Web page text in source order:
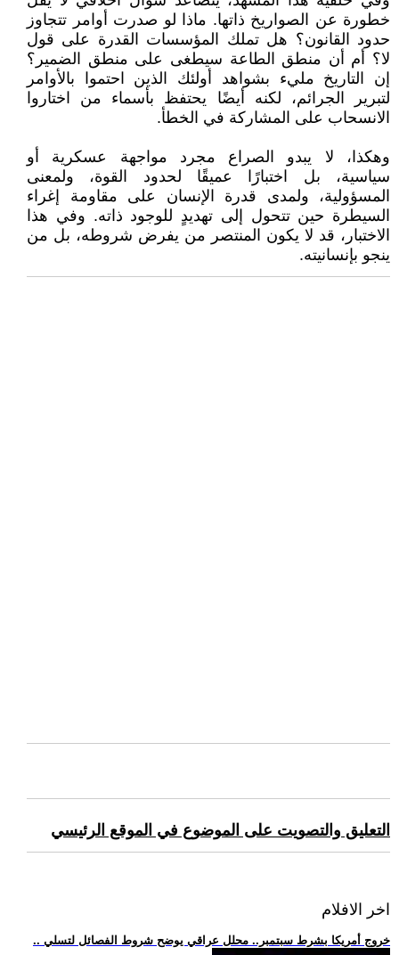
خطورة عن الصواريخ ذاتها. ماذا لو صدرت أوامر تتجاوز
حدود القانون؟ هل تملك المؤسسات القدرة على قول
لا؟ أم أن منطق الطاعة سيطغى على منطق الضمير؟
إن التاريخ مليء بشواهد أولئك الذين احتموا بالأوامر
لتبرير الجرائم، لكنه أيضًا يحتفظ بأسماء من اختاروا
الانسحاب على المشاركة في الخطأ.
وهكذا، لا يبدو الصراع مجرد مواجهة عسكرية أو
سياسية، بل اختبارًا عميقًا لحدود القوة، ولمعنى
المسؤولية، ولمدى قدرة الإنسان على مقاومة إغراء
السيطرة حين تتحول إلى تهديدٍ للوجود ذاته. وفي هذا
الاختبار، قد لا يكون المنتصر من يفرض شروطه، بل من
ينجو بإنسانيته.
التعليق والتصويت على الموضوع في الموقع الرئيسي
اخر الافلام
.. خروج أمريكا بشرط سبتمبر.. محلل عراقي يوضح شروط الفصائل لتسلي